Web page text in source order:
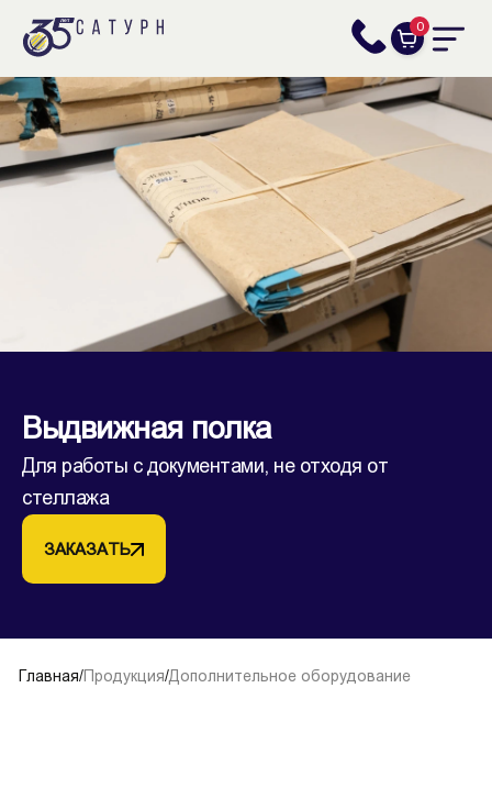
0
Выдвижная полка
Для работы с документами, не отходя от
стеллажа
ЗАКАЗАТЬ
Главная/Продукция/Дополнительное оборудование